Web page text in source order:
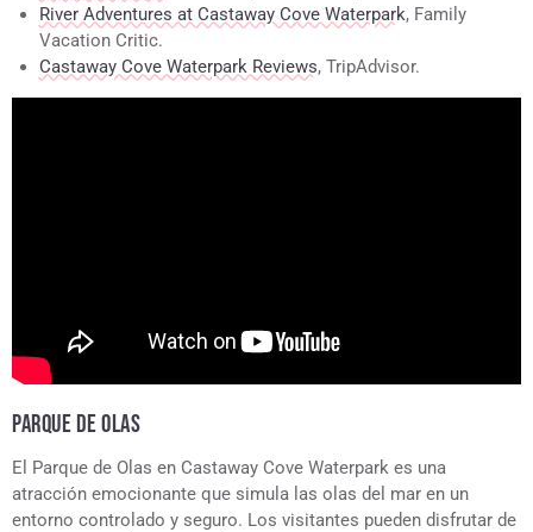
River Adventures at Castaway Cove Waterpark, Family
Vacation Critic.
Castaway Cove Waterpark Reviews, TripAdvisor.
PARQUE DE OLAS
El Parque de Olas en Castaway Cove Waterpark es una
atracción emocionante que simula las olas del mar en un
entorno controlado y seguro. Los visitantes pueden disfrutar de